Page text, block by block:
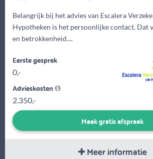
Belangrijk bij het advies van Escalera
Hypotheken is het persoonlijke contact. Dat
en betrokkenheid....
Eerste gesprek
0,-
Advieskosten
2.350,-
Maak gratis afspraak
Meer informatie